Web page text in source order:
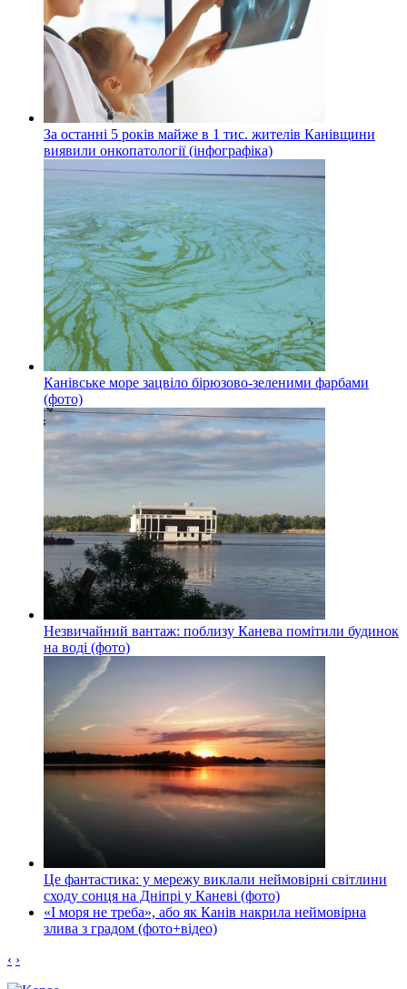
За останні 5 років майже в 1 тис. жителів Канівщини
виявили онкопатології (інфографіка)
Канівське море зацвіло бірюзово-зеленими фарбами
(фото)
Незвичайний вантаж: поблизу Канева помітили будинок
на воді (фото)
Це фантастика: у мережу виклали неймовірні світлини
сходу сонця на Дніпрі у Каневі (фото)
«І моря не треба», або як Канів накрила неймовірна
злива з градом (фото+відео)
‹ ›